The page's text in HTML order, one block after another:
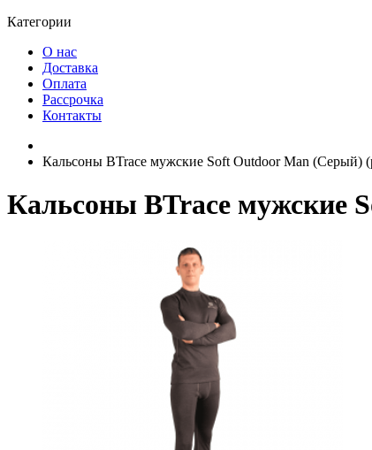
Категории
О нас
Доставка
Оплата
Рассрочка
Контакты
Кальсоны BTrace мужские Soft Outdoor Man (Серый)
Кальсоны BTrace мужские